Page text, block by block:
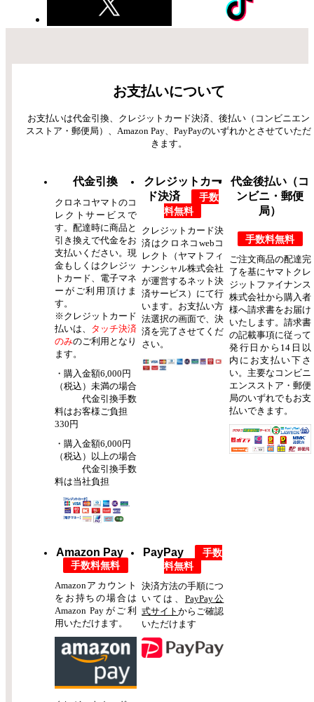
お支払いについて
お支払いは代金引換、クレジットカード決済、後払い（コンビニエン
スストア・郵便局）、Amazon Pay、PayPayのいずれかとさせていただ
きます。
代金引換
クロネコヤマトのコ
レクトサービスで
す。配達時に商品と
引き換えで代金をお
支払いください。現
金もしくはクレジッ
トカード、電子マネ
ーがご利用頂けま
す。
※クレジットカード
払いは、 タッチ決済
のみのご利用となり
ます。
・購入金額6,000円
（税込）未満の場合
代金引換手数
料はお客様ご負担
330円
・購入金額6,000円
（税込）以上の場合
代金引換手数
料は当社負担
クレジットカー
ド決済
手数
料無料
クレジットカード決
済はクロネコwebコ
レクト（ヤマトフィ
ナンシャル株式会社
が運営するネット決
済サービス）にて行
います。お支払い方
法選択の画面で、決
済を完了させてくだ
さい。
代金後払い（コ
ンビニ・郵便
局）
手数料無料
ご注文商品の配達完
了を基にヤマトクレ
ジットファイナンス
株式会社から購入者
様へ請求書をお届け
いたします。請求書
の記載事項に従って
発行日から14日以
内にお支払い下さ
い。主要なコンビニ
エンスストア・郵便
局のいずれでもお支
払いできます。
Amazon Pay
手数料無料
Amazonアカウント
をお持ちの場合は
Amazon Payがご利
用いただけます。
PayPay
手数
料無料
決済方法の手順につ
いては、 PayPay公
式サイトからご確認
いただけます